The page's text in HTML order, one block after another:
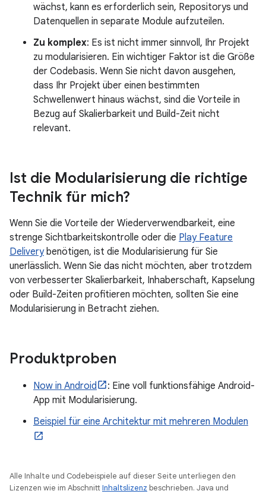
wächst, kann es erforderlich sein, Repositorys und
Datenquellen in separate Module aufzuteilen.
Zu komplex: Es ist nicht immer sinnvoll, Ihr Projekt
zu modularisieren. Ein wichtiger Faktor ist die Größe
der Codebasis. Wenn Sie nicht davon ausgehen,
dass Ihr Projekt über einen bestimmten
Schwellenwert hinaus wächst, sind die Vorteile in
Bezug auf Skalierbarkeit und Build-Zeit nicht
relevant.
Ist die Modularisierung die richtige
Technik für mich?
Wenn Sie die Vorteile der Wiederverwendbarkeit, eine
strenge Sichtbarkeitskontrolle oder die Play Feature
Deliverybenötigen, ist die Modularisierung für Sie
unerlässlich. Wenn Sie das nicht möchten, aber trotzdem
von verbesserter Skalierbarkeit, Inhaberschaft, Kapselung
oder Build-Zeiten profitieren möchten, sollten Sie eine
Modularisierung in Betracht ziehen.
Produktproben
Now in Android
: Eine voll funktionsfähige Android-
App mit Modularisierung.
Beispiel für eine Architektur mit mehreren Modulen
Alle Inhalte und Codebeispiele auf dieser Seite unterliegen den
Lizenzen wie im AbschnittInhaltslizenz beschrieben. Java und